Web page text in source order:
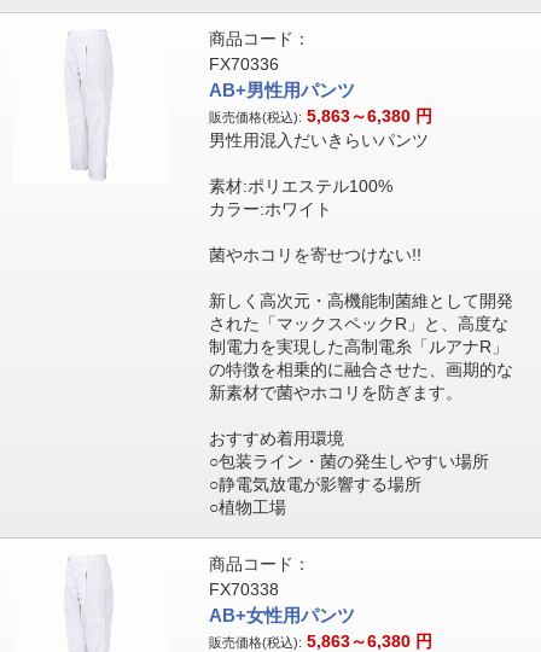
商品コード：
FX70336
AB+男性用パンツ
販売価格(税込): 5,863～6,380 円
男性用混入だいきらいパンツ
素材:ポリエステル100%
カラー:ホワイト
菌やホコリを寄せつけない!!
新しく高次元・高機能制菌維として開発
された「マックスペックR」と、高度な
制電力を実現した高制電糸「ルアナR」
の特徴を相乗的に融合させた、画期的な
新素材で菌やホコリを防ぎます。
おすすめ着用環境
○包装ライン・菌の発生しやすい場所
○静電気放電が影響する場所
○植物工場
商品コード：
FX70338
AB+女性用パンツ
販売価格(税込): 5,863～6,380 円